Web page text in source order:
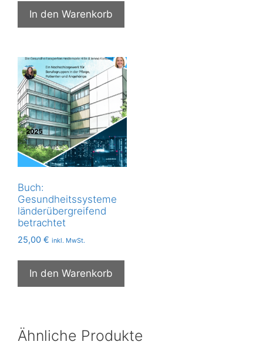
In den Warenkorb
Buch:
Gesundheitssysteme
länderübergreifend
betrachtet
25,00 € inkl. MwSt.
In den Warenkorb
Ähnliche Produkte